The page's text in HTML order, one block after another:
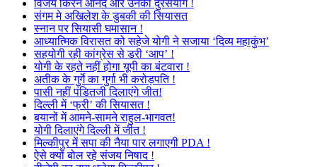
विजय किरन आनंद और उनका दुरसंयोग !
संगम मे अखिलेश के डुबकी की सियासत
स्नान पर सियासी घमासान !
आध्यात्मिक विरासत को सहेजे योगी ने सजाया ‘दिव्य महाकुंभ’
सहयोगी रही कांग्रेस से डरी ‘आप’ !
योगी के रहते नहीं होगा यूपी का बंटवारा !
अतीक के गुर्गे का गुर्गा भी करोड़पति !
पासी नहीं पंडितजी दिलाएंगे जीत!
दिल्ली में ‘फ्री’ की सियासत !
बयानों में आमने-सामने राहुल-भागवत!
योगी दिलाएंगे दिल्ली में जीत !
मिल्कीपुर में सपा की नैया पार लगाएगी PDA !
ऐसे क्यों बोल रहे संजय निषाद !